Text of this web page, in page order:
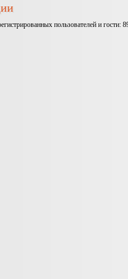
пользователей и гости: